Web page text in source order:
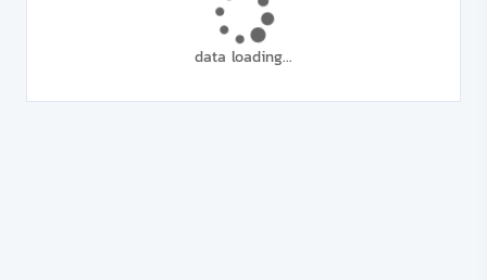
data loading...